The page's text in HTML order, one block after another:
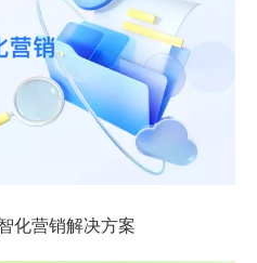
化营销解决方案